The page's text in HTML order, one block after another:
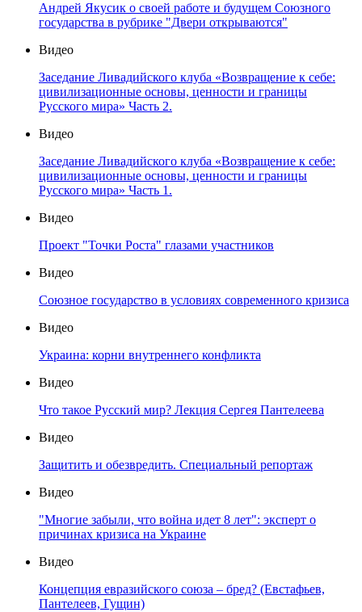
Андрей Якусик о своей работе и будущем Союзного
государства в рубрике "Двери открываются"
Видео
Заседание Ливадийского клуба «Возвращение к себе:
цивилизационные основы, ценности и границы
Русского мира» Часть 2.
Видео
Заседание Ливадийского клуба «Возвращение к себе:
цивилизационные основы, ценности и границы
Русского мира» Часть 1.
Видео
Проект "Точки Роста" глазами участников
Видео
Союзное государство в условиях современного кризиса
Видео
Украина: корни внутреннего конфликта
Видео
Что такое Русский мир? Лекция Сергея Пантелеева
Видео
Защитить и обезвредить. Специальный репортаж
Видео
"Многие забыли, что война идет 8 лет": эксперт о
причинах кризиса на Украине
Видео
Концепция евразийского союза – бред? (Евстафьев,
Пантелеев, Гущин)